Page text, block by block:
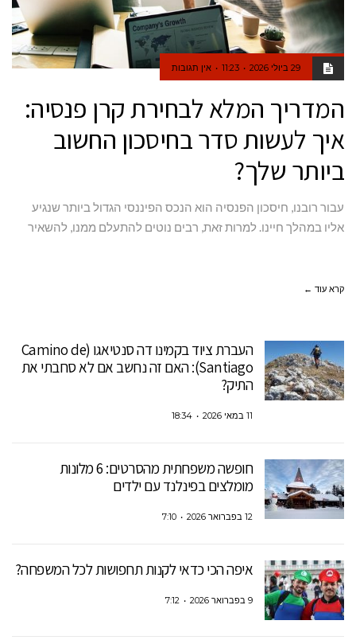
29 ביולי 2026 11:23 אין תגובות
המדריך המלא לבחירת קרן פנסיה:
איך לעשות סדר בחיסכון החשוב
ביותר שלך?
עבור רובנו, חיסכון הפנסיה הוא הנכס הפיננסי הגדול ביותר שנגיע
אליו במהלך חיינו. למרות זאת, רבים נוטים להתעלם ממנו, להשאיר
קרא עוד ←
העברת ציוד בקמינו דה סנטיאגו (Camino de
Santiago): האם זה נחשב אם לא סחבתי את
התיק?
11 במאי 2026 18:34
חופשה משפחתית מהסרטים: 6 מלונות
מומלצים בפינלנד עם ילדים
12 בפברואר 2026 7:10
איפה הכי כדאי לקנות תחפושות לכל המשפחה?
9 בפברואר 2026 7:12